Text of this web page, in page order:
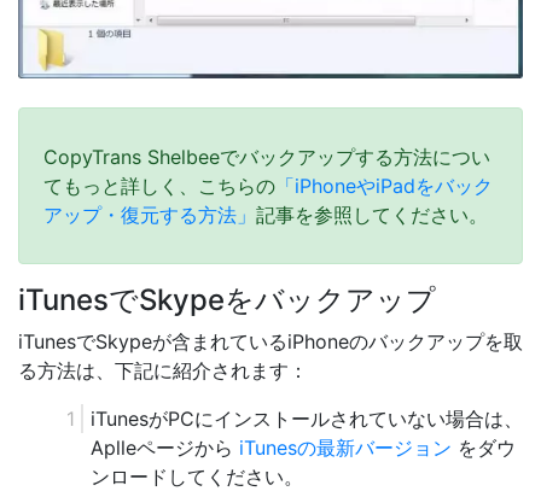
CopyTrans Shelbeeでバックアップする方法につい
てもっと詳しく、こちらの 「iPhoneやiPadをバック
アップ・復元する方法」 記事を参照してください。
iTunesでSkypeをバックアップ
iTunesでSkypeが含まれているiPhoneのバックアップを取
る方法は、下記に紹介されます：
iTunesがPCにインストールされていない場合は、
Aplleページから iTunesの最新バージョン をダウ
ンロードしてください。